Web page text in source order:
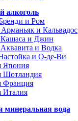
алкоголь
и Ром
и Кальвадос
Кашаса и Джин
и Водка
и О-де-Ви
Япония
Шотландия
Франция
Италия
минеральная вода